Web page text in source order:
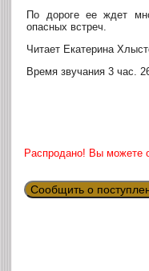
По дороге ее ждет
опасных встреч.
Читает Екатерина
Время звучания 3 час.
Распродано! Вы можете
Сообщить о